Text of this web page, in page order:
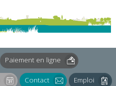
Paiement en ligne
Contact Emploi